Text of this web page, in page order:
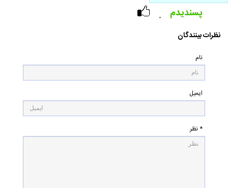
۰ پسندیدم
نظرات بینندگان
نام
ایمیل
* نظر